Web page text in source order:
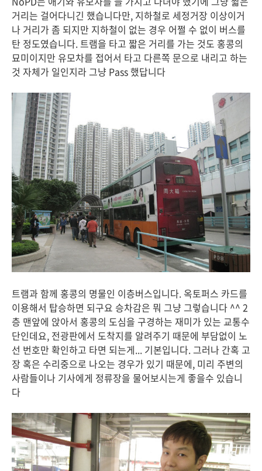
거리는 걸어다니긴 했습니다만, 지하철로 세정거장 이상이거
나 거리가 좀 되지만 지하철이 없는 경우 어쩔 수 없이 버스를
탄 정도였습니다. 트램을 타고 짧은 거리를 가는 것도 홍콩의
묘미이지만 유모차를 접어서 타고 다른쪽 문으로 내리고 하는
것 자체가 일인지라 그냥 Pass 했답니다
트램과 함께 홍콩의 명물인 이층버스입니다. 옥토퍼스 카드를
이용해서 탑승하면 되구요 승차감은 뭐 그냥 그렇습니다 ^^ 2
층 맨앞에 앉아서 홍콩의 도심을 구경하는 재미가 있는 교통수
단인데요, 전광판에서 도착지를 알려주기 때문에 부담없이 노
선 번호만 확인하고 타면 되는게... 기본입니다. 그러나 간혹 고
장 혹은 수리중으로 나오는 경우가 있기 때문에, 미리 주변의
사람들이나 기사에게 정류장을 물어보시는게 좋을수 있습니
다